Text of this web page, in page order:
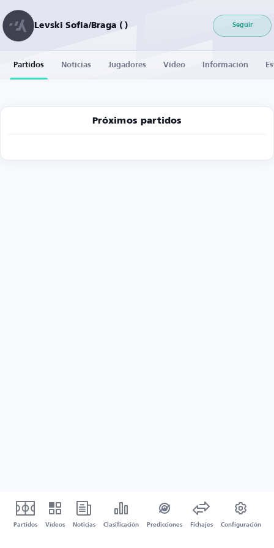
Levski Sofia/Braga ( ) Seguir
Partidos Noticias Jugadores Vídeo Información
Próximos partidos
Partidos Vídeos Noticias Clasificación Predicciones Fichajes Configuración